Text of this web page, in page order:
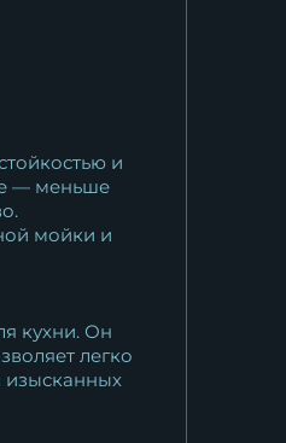
и
— меньше
мойки и
кухни. Он
легко
изысканных